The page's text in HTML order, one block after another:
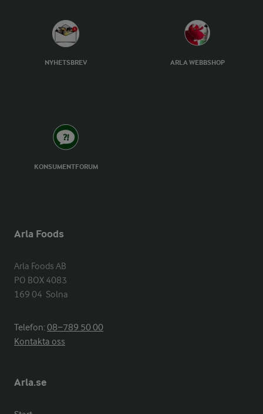
NYHETSBREV ARLA WEBBSHOP
KONSUMENTFORUM
Arla Foods
Arla Foods AB
PO BOX 4083
169 04  Solna
Telefon:08−789 50 00
Kontakta oss
Arla.se